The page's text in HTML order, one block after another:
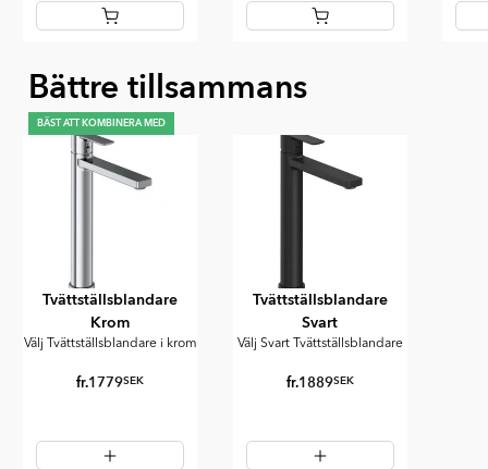
Bättre tillsammans
BÄST ATT KOMBINERA MED
Tvättställsblandare
Krom
Välj Tvättställsblandare i krom
fr.1779SEK
Tvättställsblandare
Svart
Välj Svart Tvättställsblandare
fr.1889SEK